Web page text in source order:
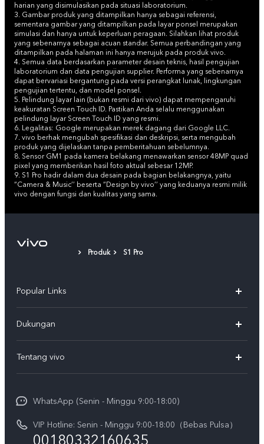
harian yang disimulasikan pada situasi laboratorium.
3. Gambar produk yang ditampilkan hanya sebagai referensi,
sementara gambar yang ditampilkan pada layar ponsel merupakan
simulasi dan hanya untuk keperluan peragaan. Silahkan lihat produk
yang sebenarnya sebagai acuan standar. Semua perbandingan yang
ditampilkan pada halaman ini hanya merujuk pada produk vivo.
4. Semua data berdasarkan parameter desain teknis, hasil pengujian
laboratorium dan data pengujian supplier. Performa yang sebenarnya
dapat bervariasi bergantung pada versi perangkat lunak, lingkungan
pengujian tertentu, dan model ponsel.
5. Pelindung layar lain (bukan resmi dari vivo) dapat mempengaruhi
keakuratan Screen Touch ID. Pastikan Anda selalu menggunakan
pelindung layar Screen Touch ID yang resmi.
6. Legalitas: Google merupakan merek dagang dari Google LLC.
7. vivo berhak mengubah spesifikasi dan deskripsi, serta mengubah
produk yang dijelaskan tanpa pemberitahuan sebelumnya.
8. Sensor GM1 pada kamera belakang menawarkan sensor 48MP quad
pixel yang memberikan hasil foto aktual sebesar 12MP.
9. S1 Pro hadir dalam dua desain pada bagian belakangnya, yaitu
“Camera & Music’’ beserta “Design by vivo’’ yang keduanya resmi milik
vivo dengan fungsi dan kualitas yang sama.
Produk S1 Pro
Popular Links
T5
T5 Pro
V70 FE
Dukungan
Service Center
Funtouch OS
Pembaruan Sistem
Tentang vivo
Sejarah
Berita
WhatsApp (Senin - Minggu 9:00-18:00)
VIP Hotline: Senin - Minggu 9:00-18:00（Bebas Pulsa）